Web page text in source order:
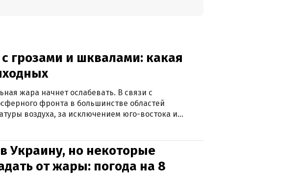
грозами и шквалами: какая
жара начнет ослабевать. В связи с
фронта в большинстве областей
воздуха, за исключением юго-востока и
Украину, но некоторые
от жары: погода на 8